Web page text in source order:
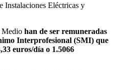
Instalaciones Eléctricas y
Medio han de ser remuneradas
Interprofesional (SMI) que
euros/día o 1.5066